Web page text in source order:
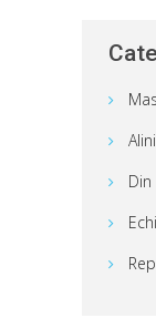
Din